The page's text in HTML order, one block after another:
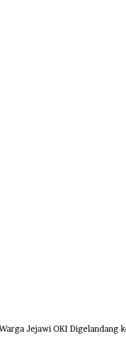
Jejawi OKI Digelandang